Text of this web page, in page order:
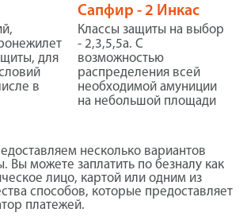
для
в
Сапфир - 2 Инкас
Классы защиты на выбор
- 2,3,5,5а. С
возможностью
распределения всей
необходимой амуниции
на небольшой площади
несколько вариантов
Вы можете заплатить по безналу как
лицо, картой или одним из
способов, которые предоставляет
платежей.